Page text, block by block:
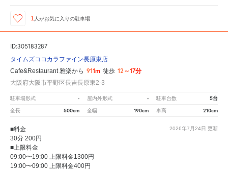
1 人がお気に入りの駐車場
ID:305183287
タイムズココカラファイン長原東店
Cafe&Restaurant 雅楽から 911m 徒歩 12～17分
大阪府大阪市平野区長吉長原東2-3
駐車場形式 - 屋内外形式 - 駐車台数 5台
全長 500cm 全幅 190cm 車高 210cm
2026年7月24日 更新
■料金
30分 200円
■上限料金
09:00〜19:00 上限料金1300円
19:00〜09:00 上限料金400円